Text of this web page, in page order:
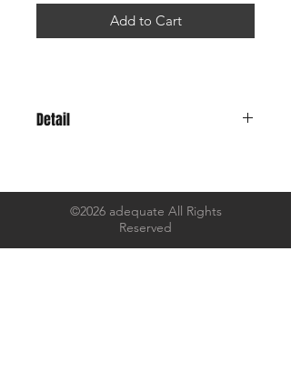
Add to Cart
Detail
14年ぶりに新たに自転車を購入したの
を記念して
勝手にサイクリングクラブのTシャツ
を製作しました。
©2026 adequate All Rights
Reserved